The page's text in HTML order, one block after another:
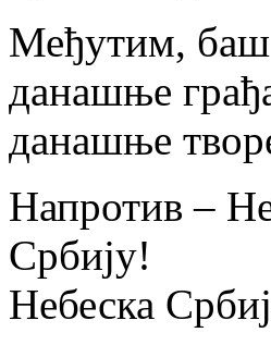
Међутим, баш
данашње
данашње
Напротив –
Србију!
Небеска